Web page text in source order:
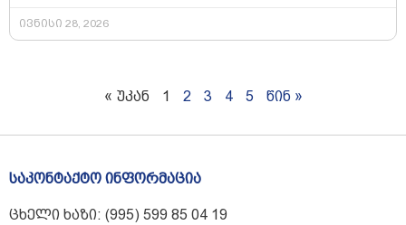
ივნისი 28, 2026
« უკან 1 2 3 4 5 წინ »
საკონტაქტო ინფორმაცია
ცხელი ხაზი: (995) 599 85 04 19